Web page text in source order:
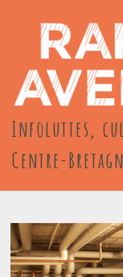
contenu
Infoluttes,
Centre-